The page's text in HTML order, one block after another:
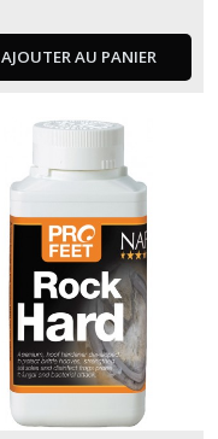
AJOUTER AU PANIER